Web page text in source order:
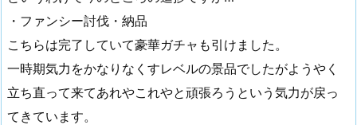
・ファンシー討伐・納品
こちらは完了していて豪華ガチャも引けました。
一時期気力をかなりなくすレベルの景品でしたがようやく
立ち直って来てあれやこれやと頑張ろうという気力が戻っ
てきています。